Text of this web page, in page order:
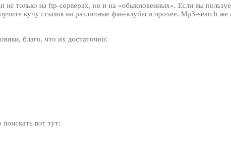
только на ftp-серверах, но и на «обыкновенных». Если вы
кучу ссылок на различные фан-клубы и прочее. Mp3-search же
благо, что их достаточно:
вот тут: